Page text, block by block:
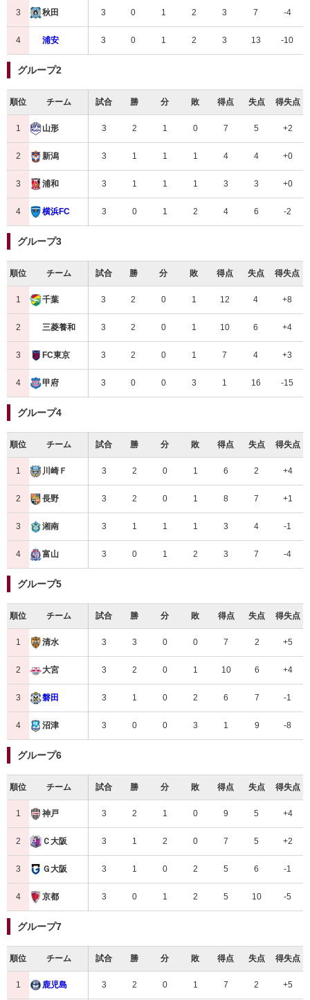
3 秋田 3 0 1 2 3 7 -4
4 浦安 3 0 1 2 3 13 -10
グループ2
順位 チーム 試合 勝 分 敗 得点 失点 得失点
1 山形 3 2 1 0 7 5 +2
2 新潟 3 1 1 1 4 4 +0
3 浦和 3 1 1 1 3 3 +0
4 横浜FC 3 0 1 2 4 6 -2
グループ3
順位 チーム 試合 勝 分 敗 得点 失点 得失点
1 千葉 3 2 0 1 12 4 +8
2 三菱養和 3 2 0 1 10 6 +4
3 FC東京 3 2 0 1 7 4 +3
4 甲府 3 0 0 3 1 16 -15
グループ4
順位 チーム 試合 勝 分 敗 得点 失点 得失点
1 川崎Ｆ 3 2 0 1 6 2 +4
2 長野 3 2 0 1 8 7 +1
3 湘南 3 1 1 1 3 4 -1
4 富山 3 0 1 2 3 7 -4
グループ5
順位 チーム 試合 勝 分 敗 得点 失点 得失点
1 清水 3 3 0 0 7 2 +5
2 大宮 3 2 0 1 10 6 +4
3 磐田 3 1 0 2 6 7 -1
4 沼津 3 0 0 3 1 9 -8
グループ6
順位 チーム 試合 勝 分 敗 得点 失点 得失点
1 神戸 3 2 1 0 9 5 +4
2 Ｃ大阪 3 1 2 0 7 5 +2
3 Ｇ大阪 3 1 0 2 5 6 -1
4 京都 3 0 1 2 5 10 -5
グループ7
順位 チーム 試合 勝 分 敗 得点 失点 得失点
1 鹿児島 3 2 0 1 7 2 +5